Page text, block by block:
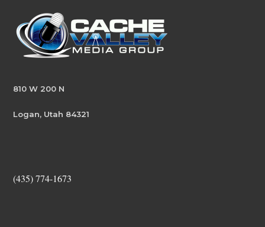
810 W 200 N
Logan, Utah 84321
(435) 774-1673